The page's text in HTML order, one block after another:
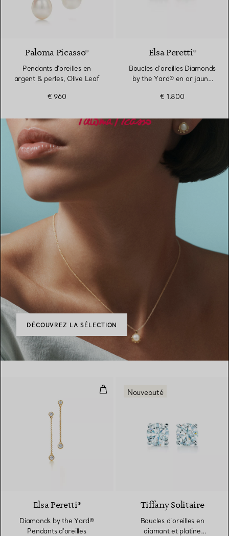
Paloma Picasso®
Pendants d'oreilles en
argent & perles, Olive Leaf
€ 960
Elsa Peretti®
Boucles d’oreilles Diamonds
by the Yard® en or jaune
€ 1.800
DÉCOUVREZ LA SÉLECTION
Diamonds by the Yard®
Elsa Peretti®
Diamonds by the Yard®
Pendants d'oreilles
Nouveauté
Tiffany Solitaire
Boucles d’oreilles en
diamant et platine